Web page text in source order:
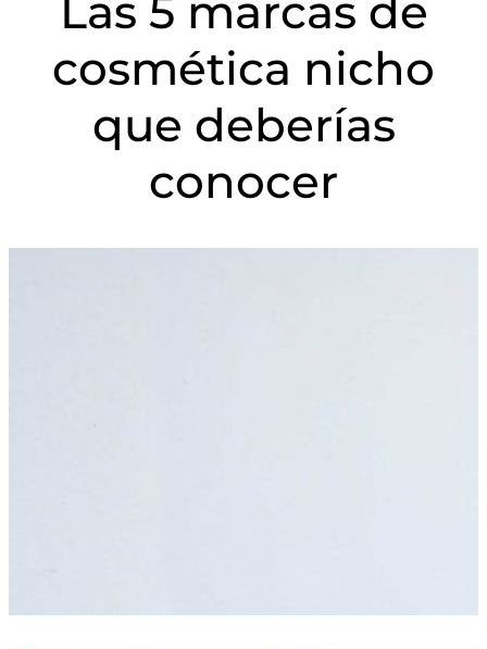
Las 5 marcas de
cosmética nicho
que deberías
conocer